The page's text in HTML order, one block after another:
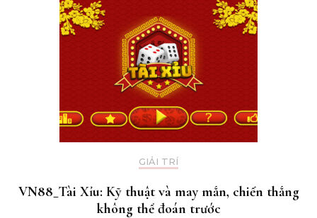
GIẢI TRÍ
VN88_Tài Xỉu: Kỹ thuật và may mắn, chiến thắng
không thể đoán trước